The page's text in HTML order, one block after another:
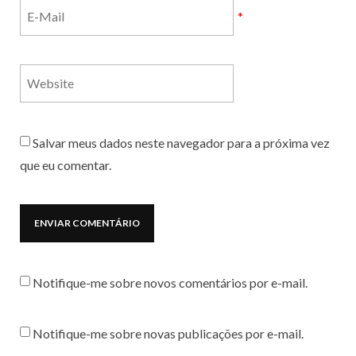
*
Salvar meus dados neste navegador para a próxima vez
que eu comentar.
Notifique-me sobre novos comentários por e-mail.
Notifique-me sobre novas publicações por e-mail.